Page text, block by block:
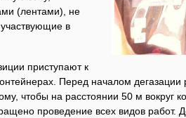
(лентами), не
в
приступают к
Перед началом
чтобы на расстоянии 50 м вокруг
проведение всех видов работ.